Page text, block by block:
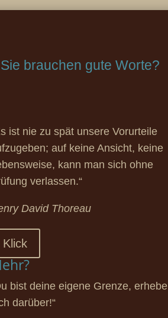
Sie brauchen gute Worte?
ist nie zu spät unsere Vorurteile
auf keine Ansicht, keine
kann man sich ohne
verlassen.“
David Thoreau
Klick
bist deine eigene Grenze, erhebe
darüber!“